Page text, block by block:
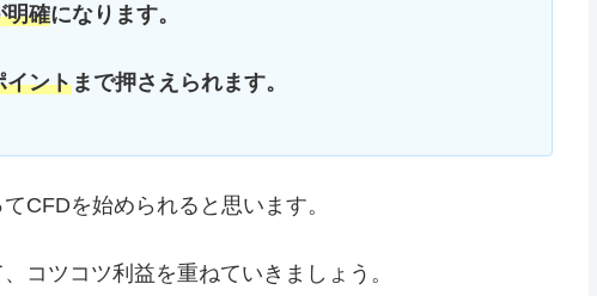
明確になります。
イントまで押さえられます。
CFDを始められると思います。
コツコツ利益を重ねていきましょう。